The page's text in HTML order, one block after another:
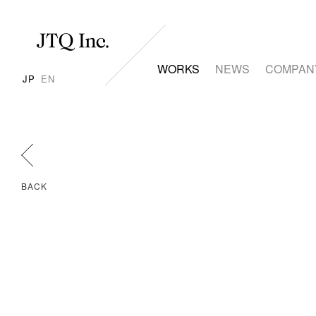
JP EN
WORKS NEWS
BACK